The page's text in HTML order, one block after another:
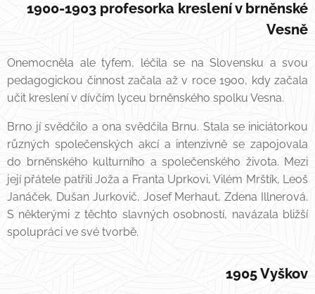
1900-1903 profesorka kreslení v brněnské
Vesně
Onemocněla ale tyfem, léčila se na Slovensku a svou
pedagogickou činnost začala až v roce 1900, kdy začala
učit kreslení v dívčím lyceu brněnského spolku Vesna.
Brno jí svědčilo a ona svědčila Brnu. Stala se iniciátorkou
různých společenských akcí a intenzivně se zapojovala
do brněnského kulturního a společenského života. Mezi
její přátele patřili Joža a Franta Uprkovi, Vilém Mrštík, Leoš
Janáček, Dušan Jurkovič, Josef Merhaut, Zdena Illnerová.
S některými z těchto slavných osobností, navázala bližší
spolupráci ve své tvorbě.
1905 Vyškov